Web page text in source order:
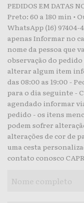
PEDIDOS EM DATAS
Preto: 60 a 180 min •
WhatsApp (16)
apenas Informar no
nome da pessoa que
observação do
alterar algum item
das 08:00 as 19:00 -
para o dia seguinte -
agendado informar
pedido - os itens
podem sofrer
alterações de cor de
uma cesta
contato conosco